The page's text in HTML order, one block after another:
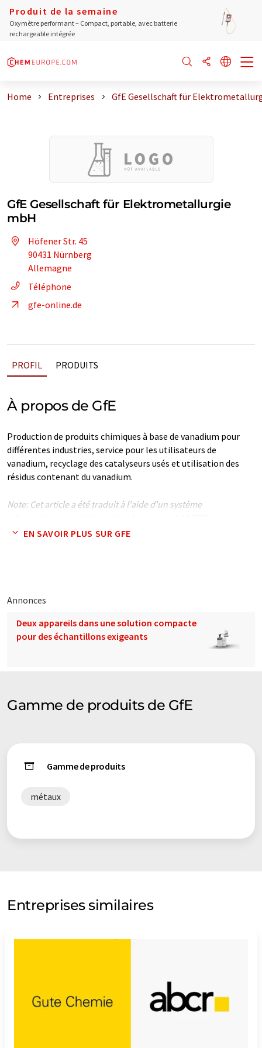
Produit de la semaine
Oxymètre performant – Compact, portable, avec batterie
rechargeable intégrée
Home Entreprises GfE Gesellschaft für
GfE Gesellschaft für Elektrometallurgie
mbH
Höfener Str. 45
90431 Nürnberg
Allemagne
Téléphone
gfe-online.de
PROFIL PRODUITS
À propos de GfE
Production de produits chimiques à base de vanadium pour
différentes industries, service pour les utilisateurs de
vanadium, recyclage des catalyseurs usés et utilisation des
résidus contenant du vanadium.
Note: Cet article a été traduit à l'aide d'un système
ces traductions automatiques pour présenter un plus large
EN SAVOIR PLUS SUR GFE
Annonces
Deux appareils dans une solution compacte
pour des échantillons exigeants
Gamme de produits de GfE
Gamme de produits
métaux
Entreprises similaires